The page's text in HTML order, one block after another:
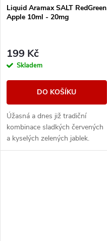
Liquid Aramax SALT RedGreen
Apple 10ml - 20mg
199 Kč
Skladem
DO KOŠÍKU
Úžasná a dnes již tradiční
kombinace sladkých červených
a kyselých zelených jablek.